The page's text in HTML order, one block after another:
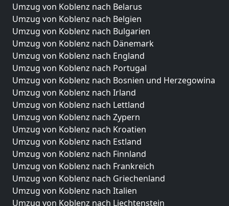
Umzug von Koblenz nach Belarus
Umzug von Koblenz nach Belgien
Umzug von Koblenz nach Bulgarien
Umzug von Koblenz nach Dänemark
Umzug von Koblenz nach England
Umzug von Koblenz nach Portugal
Umzug von Koblenz nach Bosnien und Herzegowina
Umzug von Koblenz nach Irland
Umzug von Koblenz nach Lettland
Umzug von Koblenz nach Zypern
Umzug von Koblenz nach Kroatien
Umzug von Koblenz nach Estland
Umzug von Koblenz nach Finnland
Umzug von Koblenz nach Frankreich
Umzug von Koblenz nach Griechenland
Umzug von Koblenz nach Italien
Umzug von Koblenz nach Liechtenstein